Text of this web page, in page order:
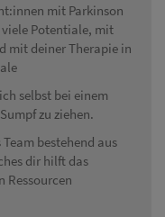
mit Parkinson
Potentiale, mit
mit deiner Therapie in
selbst bei einem
zu ziehen.
bestehend aus
dir hilft das
Ressourcen